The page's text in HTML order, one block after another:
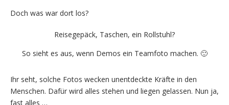
Doch was war dort los?
Reisegepäck, Taschen, ein Rollstuhl?
So sieht es aus, wenn Demos ein Teamfoto machen. 🙂
Ihr seht, solche Fotos wecken unentdeckte Kräfte in den
Menschen. Dafür wird alles stehen und liegen gelassen. Nun ja,
fast alles …